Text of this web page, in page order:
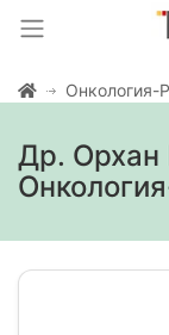
Онкология-
Др.